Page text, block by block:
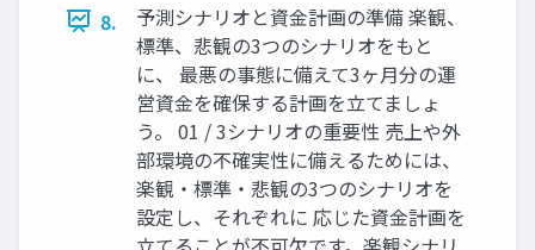
8.
予測シナリオと資金計画の準備 楽観、
標準、悲観の3つのシナリオをもと
に、 最悪の事態に備えて3ヶ月分の運
営資金を確保する計画を立てましょ
う。 01 / 3シナリオの重要性 売上や外
部環境の不確実性に備えるためには、
楽観・標準・悲観の3つのシナリオを
設定し、それぞれに 応じた資金計画を